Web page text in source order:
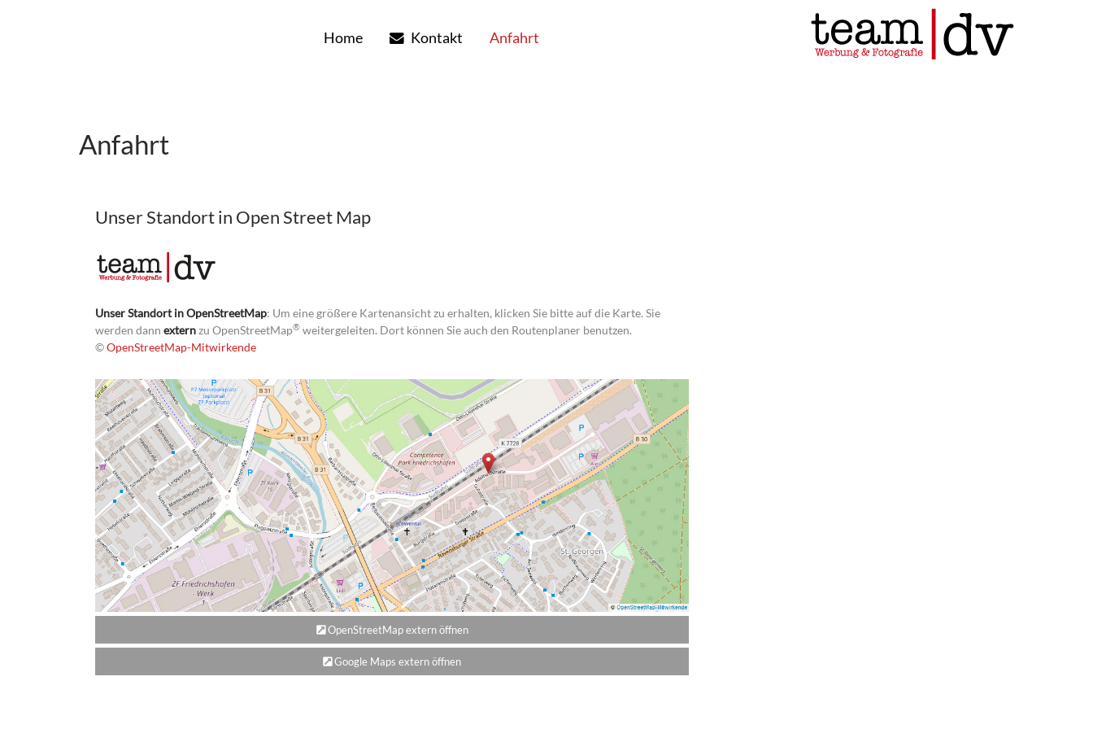
Home Kontakt Anfahrt
Anfahrt
Unser Standort in Open Street Map
Unser Standort in OpenStreetMap: Um eine größere Kartenansicht zu erhalten, klicken Sie bitte auf die Karte. Sie
werden dann externzu OpenStreetMap® weitergeleiten. Dort können Sie auch den Routenplaner benutzen.
©OpenStreetMap-Mitwirkende
OpenStreetMap extern öffnen
Google Maps extern öffnen